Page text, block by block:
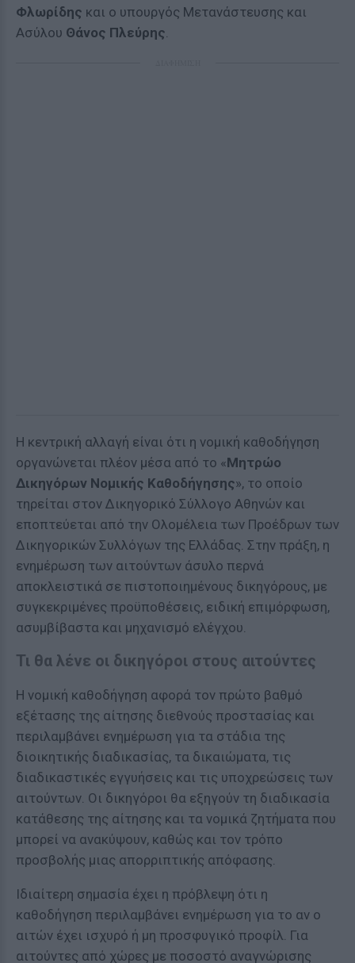
Φλωρίδης και ο υπουργός Μετανάστευσης και
Ασύλου Θάνος Πλεύρης.
Η κεντρική αλλαγή είναι ότι η νομική καθοδήγηση
οργανώνεται πλέον μέσα από το «Μητρώο
Δικηγόρων Νομικής Καθοδήγησης», το οποίο
τηρείται στον Δικηγορικό Σύλλογο Αθηνών και
εποπτεύεται από την Ολομέλεια των Προέδρων των
Δικηγορικών Συλλόγων της Ελλάδας. Στην πράξη, η
ενημέρωση των αιτούντων άσυλο περνά
αποκλειστικά σε πιστοποιημένους δικηγόρους, με
συγκεκριμένες προϋποθέσεις, ειδική επιμόρφωση,
ασυμβίβαστα και μηχανισμό ελέγχου.
Τι θα λένε οι δικηγόροι στους αιτούντες
Η νομική καθοδήγηση αφορά τον πρώτο βαθμό
εξέτασης της αίτησης διεθνούς προστασίας και
περιλαμβάνει ενημέρωση για τα στάδια της
διοικητικής διαδικασίας, τα δικαιώματα, τις
διαδικαστικές εγγυήσεις και τις υποχρεώσεις των
αιτούντων. Οι δικηγόροι θα εξηγούν τη διαδικασία
κατάθεσης της αίτησης και τα νομικά ζητήματα που
μπορεί να ανακύψουν, καθώς και τον τρόπο
προσβολής μιας απορριπτικής απόφασης.
Ιδιαίτερη σημασία έχει η πρόβλεψη ότι η
καθοδήγηση περιλαμβάνει ενημέρωση για το αν ο
αιτών έχει ισχυρό ή μη προσφυγικό προφίλ. Για
αιτούντες από χώρες με ποσοστό αναγνώρισης